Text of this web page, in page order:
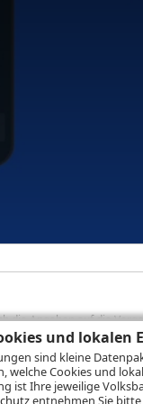
und lokalen
sind kleine
welche Cookies und
ist Ihre jeweilige
entnehmen Sie
die Angaben auf die
handelt
die beim Erwerb von
können
sämtlicher
steigen